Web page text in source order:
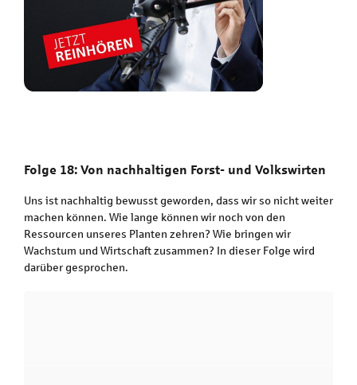
Folge 18: Von nachhaltigen Forst- und Volkswirten
Uns ist nachhaltig bewusst geworden, dass wir so nicht weiter
machen können. Wie lange können wir noch von den
Ressourcen unseres Planten zehren? Wie bringen wir
Wachstum und Wirtschaft zusammen? In dieser Folge wird
darüber gesprochen.